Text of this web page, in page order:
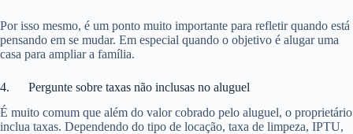
Por isso mesmo, é um ponto muito importante para refletir quando está
pensando em se mudar. Em especial quando o objetivo é alugar uma
casa para ampliar a família.
4. Pergunte sobre taxas não inclusas no aluguel
É muito comum que além do valor cobrado pelo aluguel, o proprietário
inclua taxas. Dependendo do tipo de locação, taxa de limpeza, IPTU,